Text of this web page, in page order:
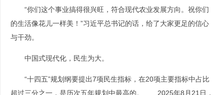
“你们这个事业搞得很兴旺，符合现代农业发展方向。祝你们
的生活像花儿一样美！”习近平总书记的话，给了大家更足的信心
与干劲。
中国式现代化，民生为大。
“十四五”规划纲要提出7项民生指标，在20项主要指标中占比
超过三分之一，是历次五年规划中最高的。 2025年8月21日，